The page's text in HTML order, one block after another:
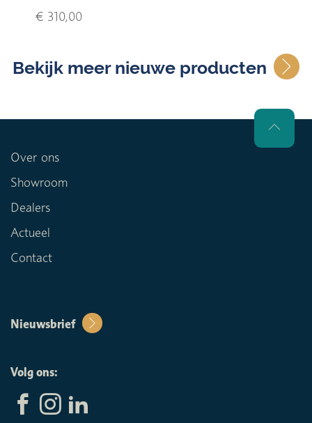
€ 310,00
Bekijk meer nieuwe producten
Over ons
Showroom
Dealers
Actueel
Contact
Nieuwsbrief
Volg ons: